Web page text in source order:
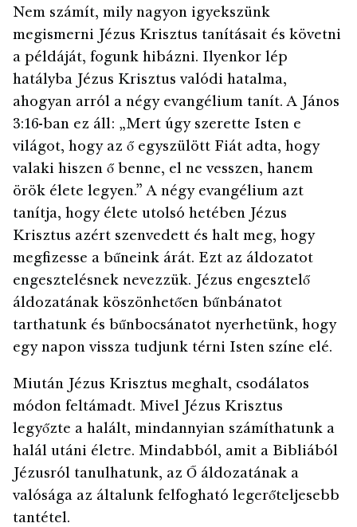
Nem számít, mily nagyon igyekszünk
megismerni Jézus Krisztus tanításait és követni
a példáját, fogunk hibázni. Ilyenkor lép
hatályba Jézus Krisztus valódi hatalma,
ahogyan arról a négy evangélium tanít. A János
3:16-ban ez áll: „Mert úgy szerette Isten e
világot, hogy az ő egyszülött Fiát adta, hogy
valaki hiszen ő benne, el ne vesszen, hanem
örök élete legyen.” A négy evangélium azt
tanítja, hogy élete utolsó hetében Jézus
Krisztus azért szenvedett és halt meg, hogy
megfizesse a bűneink árát. Ezt az áldozatot
engesztelésnek nevezzük. Jézus engesztelő
áldozatának köszönhetően bűnbánatot
tarthatunk és bűnbocsánatot nyerhetünk, hogy
egy napon vissza tudjunk térni Isten színe elé.
Miután Jézus Krisztus meghalt, csodálatos
módon feltámadt. Mivel Jézus Krisztus
legyőzte a halált, mindannyian számíthatunk a
halál utáni életre. Mindabból, amit a Bibliából
Jézusról tanulhatunk, az Ő áldozatának a
valósága az általunk felfogható legerőteljesebb
tantétel.